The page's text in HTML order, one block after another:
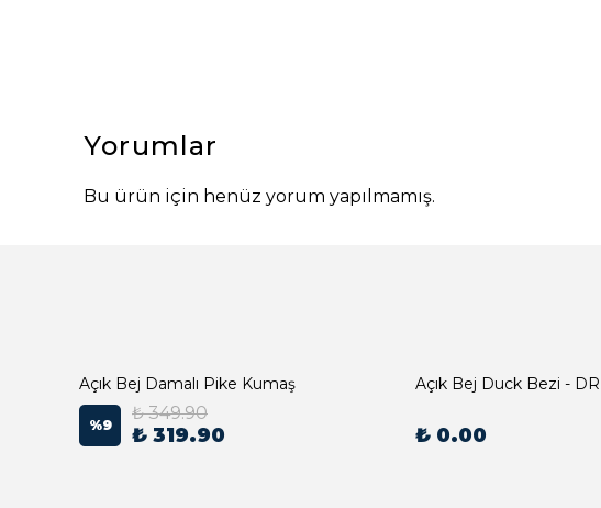
Yorumlar
Bu ürün için henüz yorum yapılmamış.
Açık Bej Damalı Pike Kumaş
%9
₺ 349.90
₺ 319.90 ₺ 0.00